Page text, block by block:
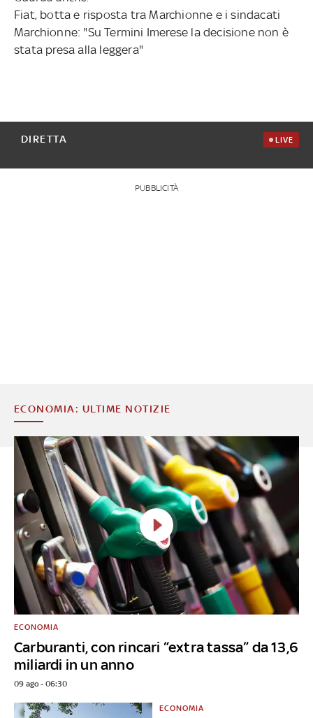
Fiat, botta e risposta tra Marchionne e i sindacati
Marchionne: "Su Termini Imerese la decisione non è
stata presa alla leggera"
DIRETTA LIVE
PUBBLICITÀ
ECONOMIA: ULTIME NOTIZIE
Carburanti, con rincari “extra tassa” da 13,6
miliardi in un anno
ECONOMIA
09 ago - 06:30
ECONOMIA